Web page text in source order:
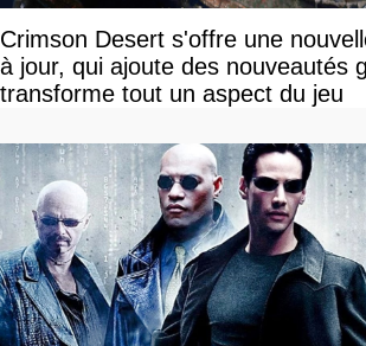
Crimson Desert s'offre une
à jour, qui ajoute des nouveautés
transforme tout un aspect du jeu